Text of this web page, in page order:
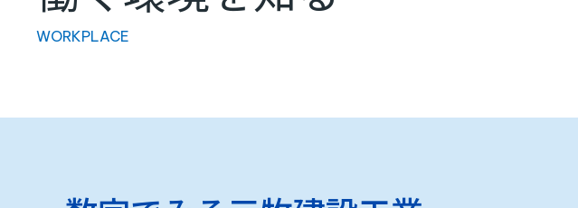
WORKPLACE